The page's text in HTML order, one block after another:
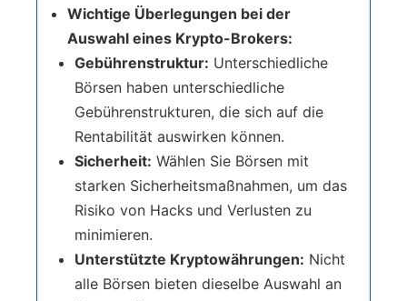
Wichtige Überlegungen bei der
Auswahl eines Krypto-Brokers:
Gebührenstruktur: Unterschiedliche
Börsen haben unterschiedliche
Gebührenstrukturen, die sich auf die
Rentabilität auswirken können.
Sicherheit: Wählen Sie Börsen mit
starken Sicherheitsmaßnahmen, um das
Risiko von Hacks und Verlusten zu
minimieren.
Unterstützte Kryptowährungen: Nicht
alle Börsen bieten dieselbe Auswahl an